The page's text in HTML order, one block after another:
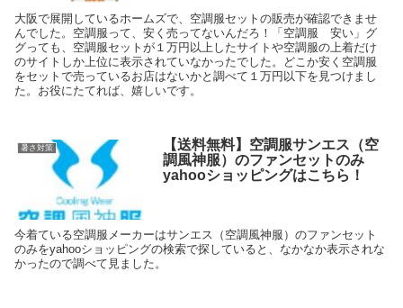
大阪で展開しているホームズで、空調服セットの販売が確認できませ
んでした。空調服って、安く売ってないんだろ！「空調服 安い」グ
グっても、空調服セットが１万円以上したサイトや空調服の上着だけ
のサイトしか上位に表示されていなかったでした。どこか安く空調服
をセットで売っているお店はないかと調べて１万円以下を見つけまし
た。お役にたてれば、嬉しいです。
暑さ対策
【送料無料】空調服サンエス（空
調風神服）のファンセットのみ
yahooショッピングはこちら！
今着ている空調服メーカーはサンエス（空調風神服）のファンセット
のみをyahooショッピングの検索で探していると、なかなか表示されな
かったので調べて見ました。